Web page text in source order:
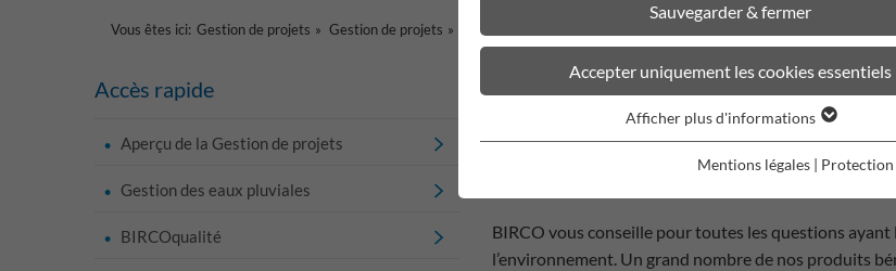
Vous êtes ici: Gestion de projets Gestion de projets BIRCOprojet
Accès rapide
Aperçu de la Gestion de projets
Gestion des eaux pluviales
BIRCOqualité
BIRCOprojet | Conseil
des eaux souterraines
BIRCO vous conseille pour toutes les questions ayant
l’environnement. Un grand nombre de nos produits
Sauvegarder & fermer
Accepter uniquement les cookies essentiels
Afficher plus d'informations
Mentions légales Protection